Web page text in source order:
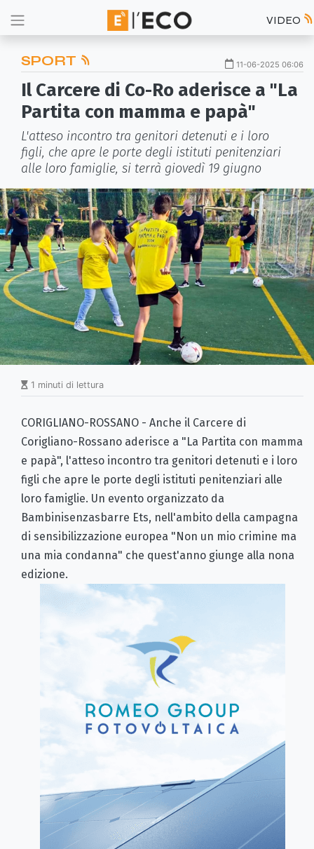
VIDEO
SPORT 11-06-2025 06:06
Il Carcere di Co-Ro aderisce a "La
Partita con mamma e papà"
L'atteso incontro tra genitori detenuti e i loro
figli, che apre le porte degli istituti penitenziari
alle loro famiglie, si terrà giovedì 19 giugno
1 minuti di lettura
CORIGLIANO-ROSSANO - Anche il Carcere di
Corigliano-Rossano aderisce a "La Partita con mamma
e papà", l'atteso incontro tra genitori detenuti e i loro
figli che apre le porte degli istituti penitenziari alle
loro famiglie. Un evento organizzato da
Bambinisenzasbarre Ets, nell'ambito della campagna
di sensibilizzazione europea "Non un mio crimine ma
una mia condanna" che quest'anno giunge alla nona
edizione.